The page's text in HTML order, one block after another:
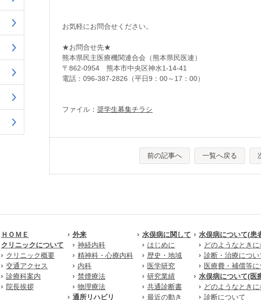
お気軽にお問合せください。
★お問合せ先★
熊本県民主医療機関連合会（熊本県民医連）
〒862-0954 熊本市中央区神水1-14-41
電話：096-387-2826（平日9：00～17：00）
ファイル： 奨学生募集チラシ
前の記事へ 一覧へ戻る
ＨＯＭＥ
クリニックについて
クリニック概要
交通アクセス
診療科案内
院長挨拶
外来
神経内科
精神科・心療内科
内科
禁煙療法
物理療法
通所リハビリ
水俣病に関して
はじめに
歴史・地域
医学研究
研究業績
共通診断書
最近の動き
水俣病について(患
どのようなとき
診断・治療につい
医療費・補償等に
水俣病について(医
どのようなとき
診断について